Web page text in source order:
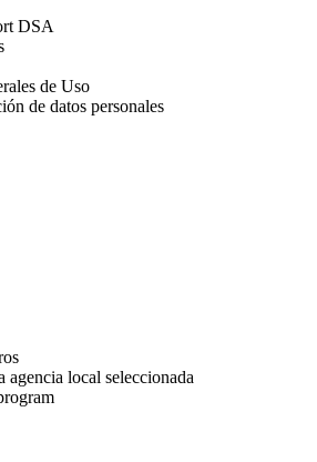
DSA
de Uso
de datos personales
agencia local seleccionada